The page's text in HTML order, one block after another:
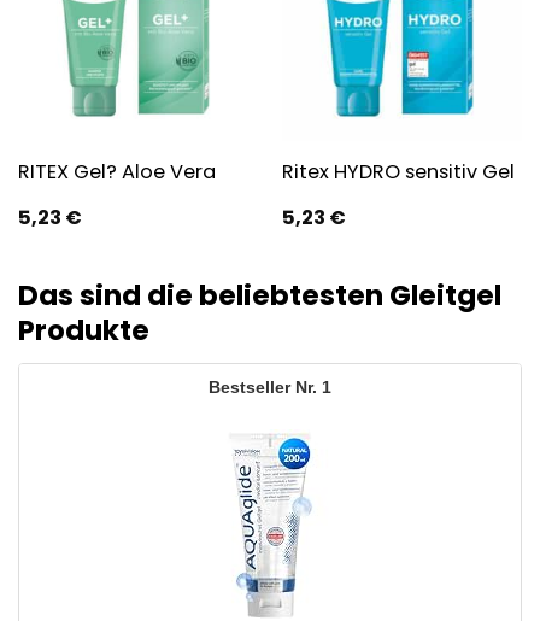
RITEX Gel? Aloe Vera
5,23 €
Ritex HYDRO sensitiv Gel
5,23 €
Das sind die beliebtesten Gleitgel
Produkte
1